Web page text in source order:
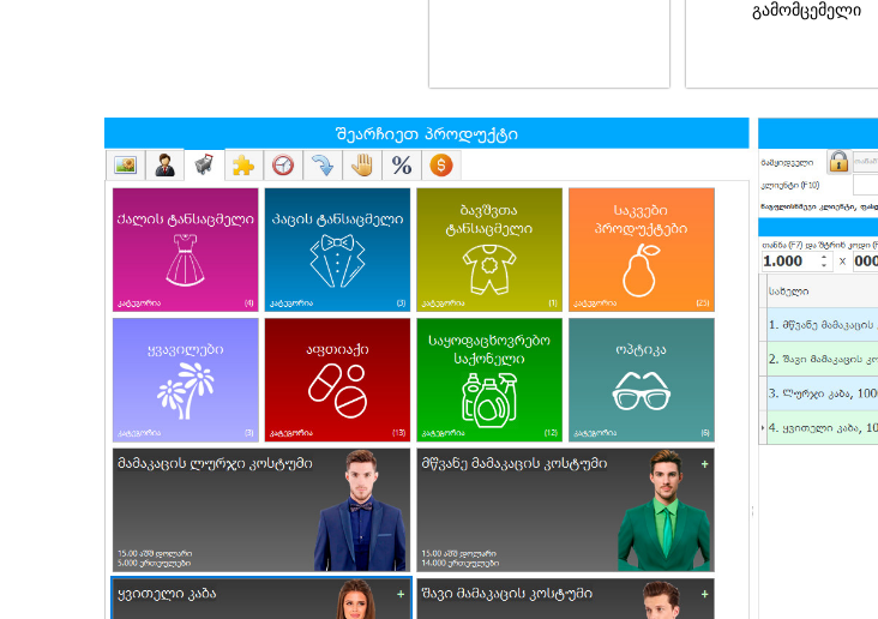
გამომცემელი